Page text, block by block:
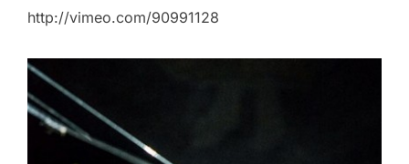
http://vimeo.com/90991128